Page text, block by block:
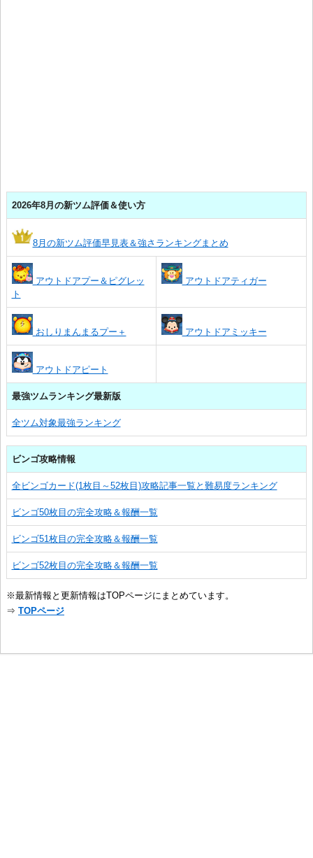
2026年8月の新ツム評価＆使い方
8月の新ツム評価早見表＆強さランキングまとめ
アウトドアプー＆ピグレッ
ト
アウトドアティガー
おしりまんまるプー＋ アウトドアミッキー
アウトドアピート
最強ツムランキング最新版
全ツム対象最強ランキング
ビンゴ攻略情報
全ビンゴカード(1枚目～52枚目)攻略記事一覧と難易度ランキング
ビンゴ50枚目の完全攻略＆報酬一覧
ビンゴ51枚目の完全攻略＆報酬一覧
ビンゴ52枚目の完全攻略＆報酬一覧
※最新情報と更新情報はTOPページにまとめています。
⇒ TOPページ